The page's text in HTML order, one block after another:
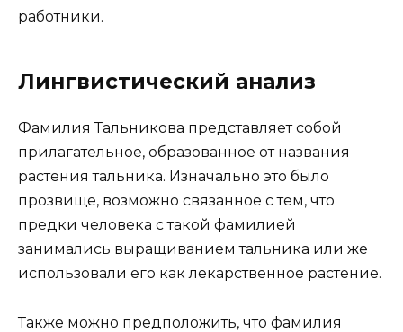
работники.
Лингвистический анализ
Фамилия Тальникова представляет собой
прилагательное, образованное от названия
растения тальника. Изначально это было
прозвище, возможно связанное с тем, что
предки человека с такой фамилией
занимались выращиванием тальника или же
использовали его как лекарственное растение.
Также можно предположить, что фамилия